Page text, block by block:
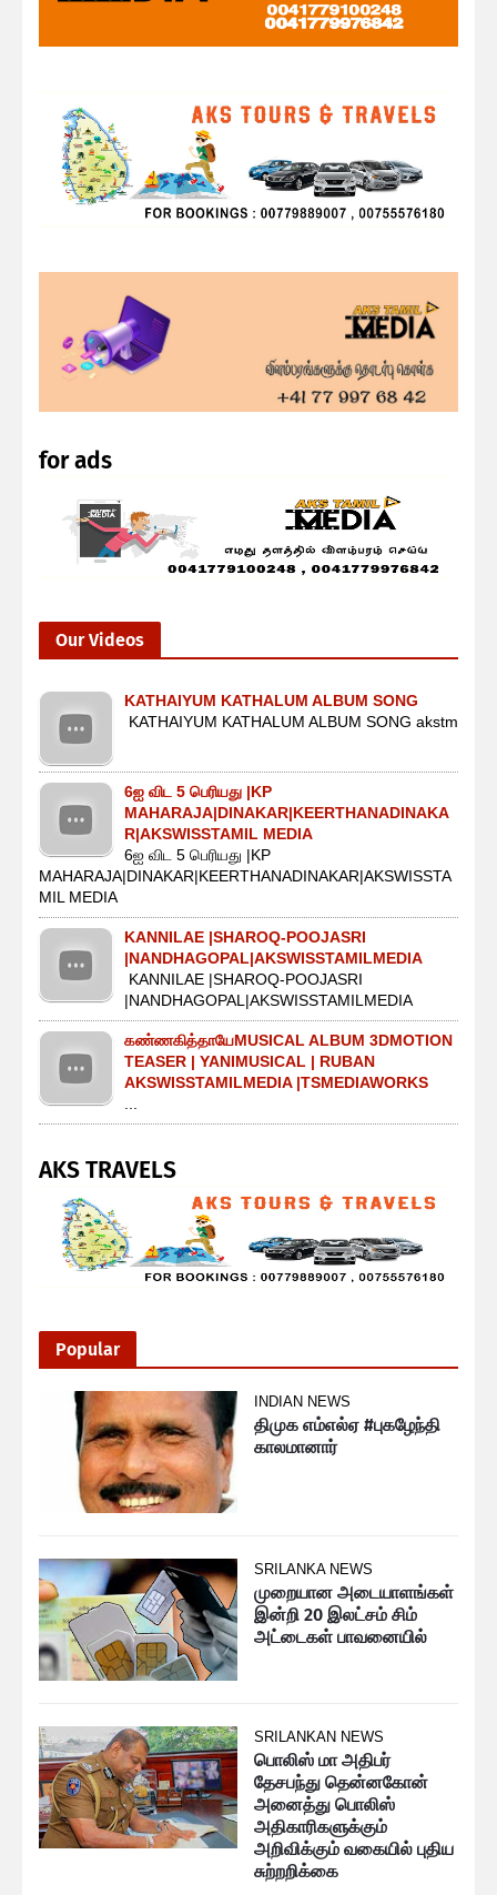
for ads
Our Videos
KATHAIYUM KATHALUM ALBUM SONG
KATHAIYUM KATHALUM ALBUM SONG akstm
6ஐ விட 5 பெரியது |KP
MAHARAJA|DINAKAR|KEERTHANADINAKA
R|AKSWISSTAMIL MEDIA
6ஐ விட 5 பெரியது |KP
MAHARAJA|DINAKAR|KEERTHANADINAKAR|AKSWISSTA
MIL MEDIA
KANNILAE |SHAROQ-POOJASRI
|NANDHAGOPAL|AKSWISSTAMILMEDIA
KANNILAE |SHAROQ-POOJASRI
|NANDHAGOPAL|AKSWISSTAMILMEDIA
கண்ணகித்தாயேMUSICAL ALBUM 3DMOTION
TEASER | YANIMUSICAL | RUBAN
AKSWISSTAMILMEDIA |TSMEDIAWORKS
...
AKS TRAVELS
Popular
INDIAN NEWS
திமுக எம்எல்ஏ #புகழேந்தி
காலமானார்
SRILANKA NEWS
முறையான அடையாளங்கள்
இன்றி 20 இலட்சம் சிம்
அட்டைகள் பாவனையில்
SRILANKAN NEWS
பொலிஸ் மா அதிபர்
தேசபந்து தென்னகோன்
அனைத்து பொலிஸ்
அதிகாரிகளுக்கும்
அறிவிக்கும் வகையில் புதிய
சுற்றறிக்கை